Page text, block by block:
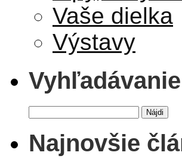
Vaše dielka
Výstavy
Vyhľadávanie
Najnovšie